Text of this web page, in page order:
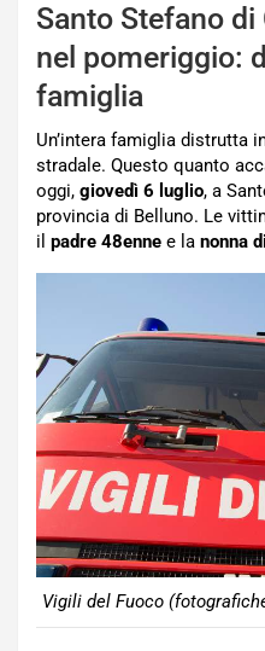
Santo Stefano
nel pomeriggio:
famiglia
Un’intera famiglia distrutta
stradale. Questo quanto
oggi, giovedì 6 luglio, a
provincia di Belluno. Le
il padre 48enne e la nonna
Vigili del Fuoco